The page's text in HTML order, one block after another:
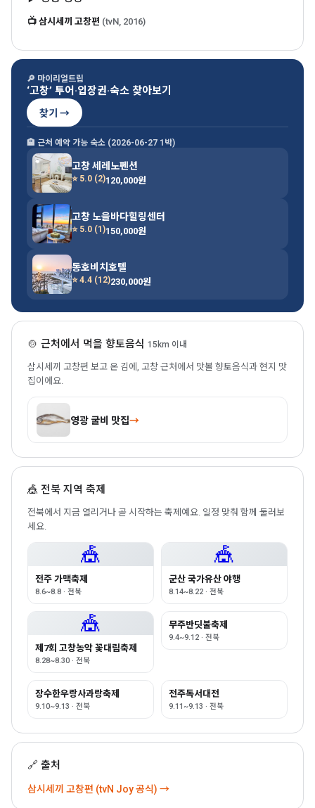
📺 삼시세끼 고창편 (tvN, 2016)
🔎 마이리얼트립
‘고창’ 투어·입장권·숙소 찾아보기
찾기 →
🏨 근처 예약 가능 숙소 (2026-06-27 1박)
고창 세레노펜션
⭐ 5.0 (2)120,000원
고창 노을바다힐링센터
⭐ 5.0 (1)150,000원
동호비치호텔
⭐ 4.4 (12)230,000원
🍲 근처에서 먹을 향토음식 15km 이내
삼시세끼 고창편 보고 온 김에, 고창 근처에서 맛볼 향토음식과 현지 맛
집이에요.
영광 굴비 맛집→
🎪 전북 지역 축제
전북에서 지금 열리거나 곧 시작하는 축제예요. 일정 맞춰 함께 둘러보
세요.
🎪
전주 가맥축제
8.6~8.8 · 전북
🎪
군산 국가유산 야행
8.14~8.22 · 전북
🎪
제7회 고창농악 꽃대림축제
8.28~8.30 · 전북
무주반딧불축제
9.4~9.12 · 전북
장수한우랑사과랑축제
9.10~9.13 · 전북
전주독서대전
9.11~9.13 · 전북
🔗 출처
삼시세끼 고창편 (tvN Joy 공식) →